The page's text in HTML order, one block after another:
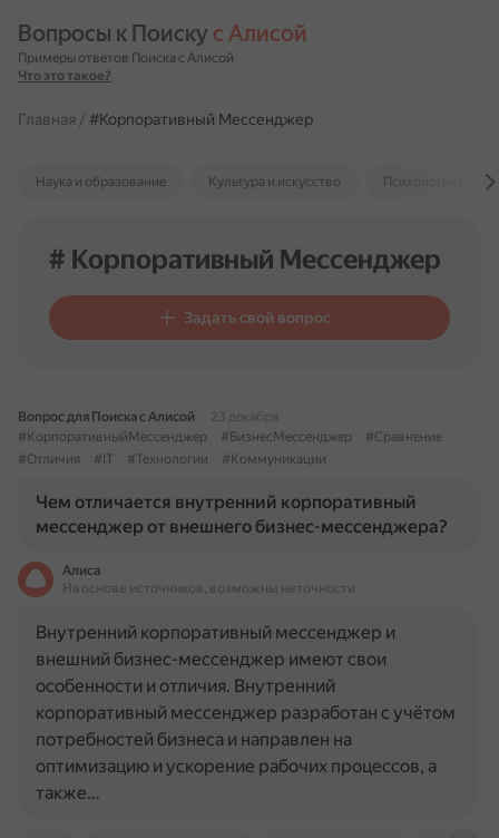
Вопросы к Поиску с Алисой
Примеры ответов Поиска с Алисой
Что это такое?
Главная / #Корпоративный Мессенджер
Наука и образование Культура и искусство Психология и
# Корпоративный Мессенджер
Задать свой вопрос
Вопрос для Поиска с Алисой
23 декабря
#КорпоративныйМессенджер
#БизнесМессенджер
#Сравнение
#Отличия
#IT #Технологии #Коммуникации
Чем отличается внутренний корпоративный
мессенджер от внешнего бизнес-мессенджера?
Алиса
На основе источников, возможны неточности
Внутренний корпоративный мессенджер и
внешний бизнес-мессенджер имеют свои
особенности и отличия. Внутренний
корпоративный мессенджер разработан с учётом
потребностей бизнеса и направлен на
оптимизацию и ускорение рабочих процессов, а
также…